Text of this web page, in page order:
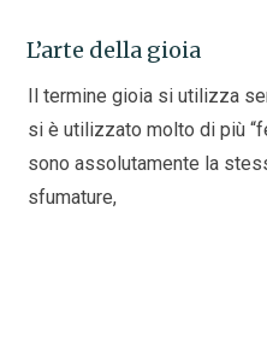
L’arte della gioia
Il termine gioia si utilizza
si è utilizzato molto di più
sono assolutamente la
sfumature,